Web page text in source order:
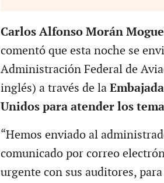
Carlos Alfonso Morán
comentó que esta noche se
Administración Federal de
inglés) a través de la
Unidos para atender los
“Hemos enviado al
comunicado por correo
urgente con sus auditores,